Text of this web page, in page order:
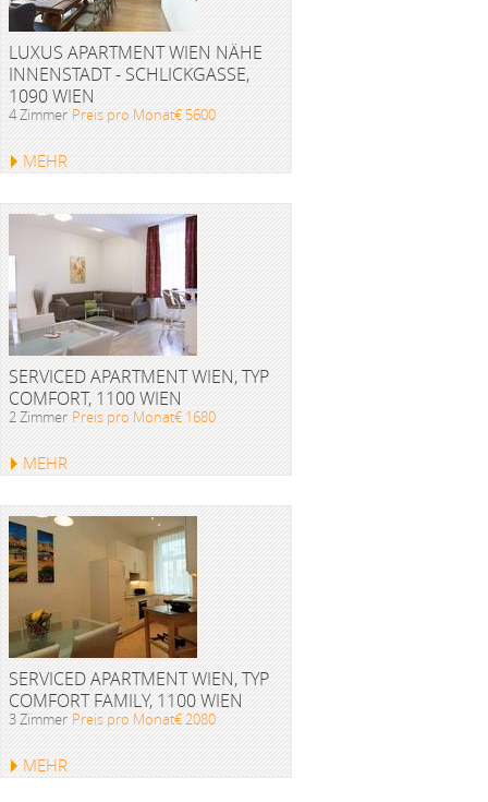
LUXUS APARTMENT WIEN NÄHE
INNENSTADT - SCHLICKGASSE,
1090 WIEN
4 Zimmer Preis pro Monat€ 5600
MEHR
SERVICED APARTMENT WIEN, TYP
COMFORT, 1100 WIEN
2 Zimmer Preis pro Monat€ 1680
MEHR
SERVICED APARTMENT WIEN, TYP
COMFORT FAMILY, 1100 WIEN
3 Zimmer Preis pro Monat€ 2080
MEHR